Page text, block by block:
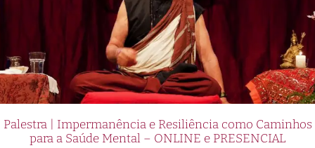
Palestra | Impermanência e Resiliência como Caminhos
para a Saúde Mental – ONLINE e PRESENCIAL